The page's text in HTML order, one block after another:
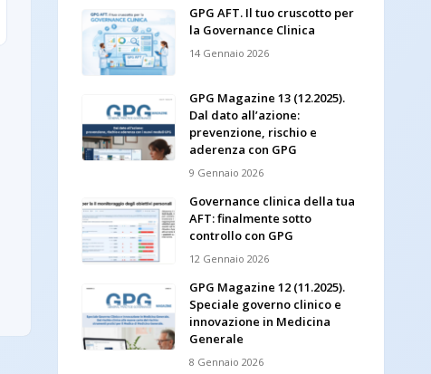
GPG AFT. Il tuo cruscotto per
la Governance Clinica
14 Gennaio 2026
GPG Magazine 13 (12.2025).
Dal dato all’azione:
prevenzione, rischio e
aderenza con GPG
9 Gennaio 2026
Governance clinica della tua
AFT: finalmente sotto
controllo con GPG
12 Gennaio 2026
GPG Magazine 12 (11.2025).
Speciale governo clinico e
innovazione in Medicina
Generale
8 Gennaio 2026